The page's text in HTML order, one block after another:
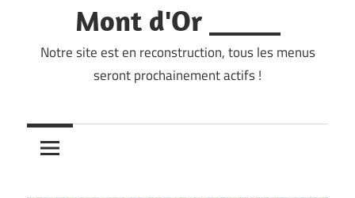
Mont d'Or _____
Notre site est en reconstruction, tous les menus
seront prochainement actifs !